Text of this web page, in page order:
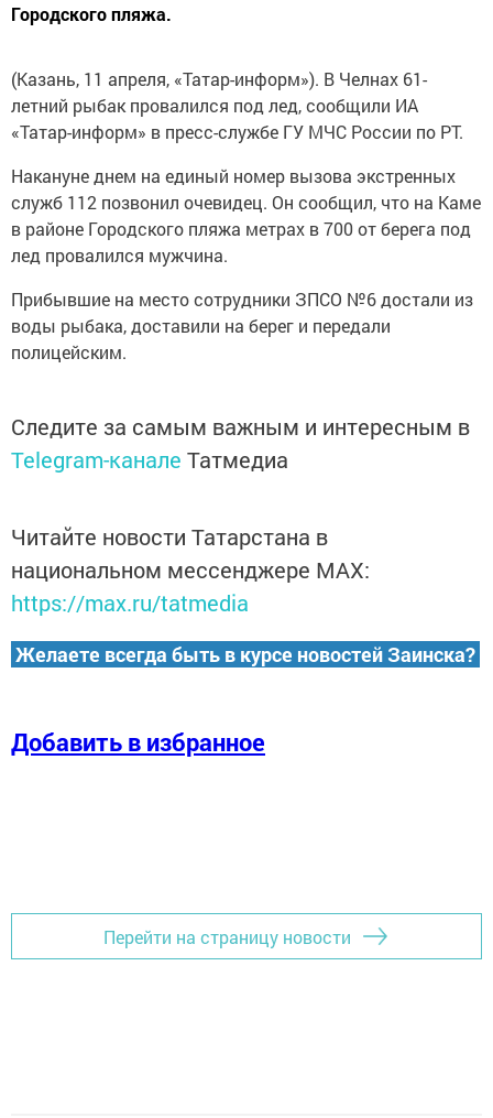
Городского пляжа.
(Казань, 11 апреля, «Татар-информ»). В Челнах 61-
летний рыбак провалился под лед, сообщили ИА
«Татар-информ» в пресс-службе ГУ МЧС России по РТ.
Накануне днем на единый номер вызова экстренных
служб 112 позвонил очевидец. Он сообщил, что на Каме
в районе Городского пляжа метрах в 700 от берега под
лед провалился мужчина.
Прибывшие на место сотрудники ЗПСО №6 достали из
воды рыбака, доставили на берег и передали
полицейским.
Следите за самым важным и интересным в
Telegram-канале Татмедиа
Читайте новости Татарстана в
национальном мессенджере MАХ:
https://max.ru/tatmedia
Желаете всегда быть в курсе новостей Заинска?
Добавить в избранное
Перейти на страницу новости